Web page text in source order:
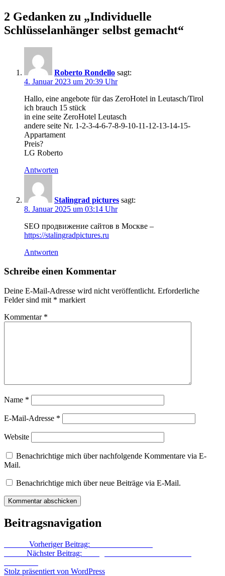
2 Gedanken zu „Individuelle
Schlüsselanhänger selbst gemacht“
Roberto Rondello sagt:
4. Januar 2023 um 20:39 Uhr
Hallo, eine angebote für das ZeroHotel in Leutasch/Tirol
ich brauch 15 stück
in eine seite ZeroHotel Leutasch
andere seite Nr. 1-2-3-4-6-7-8-9-10-11-12-13-14-15-
Appartament
Preis?
LG Roberto
Antworten
Stalingrad pictures sagt:
8. Januar 2025 um 03:14 Uhr
SEO продвижение сайтов в Москве –
https://stalingradpictures.ru
Antworten
Schreibe einen Kommentar
Deine E-Mail-Adresse wird nicht veröffentlicht. Erforderliche
Felder sind mit * markiert
Kommentar *
Name *
E-Mail-Adresse *
Website
Benachrichtige mich über nachfolgende Kommentare via E-
Mail.
Benachrichtige mich über neue Beiträge via E-Mail.
Beitragsnavigation
Vorheriger Beitrag:
Nächster Beitrag:
Stolz präsentiert von WordPress